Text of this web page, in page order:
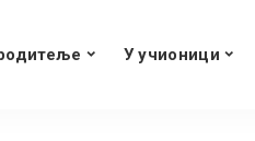
У учионици